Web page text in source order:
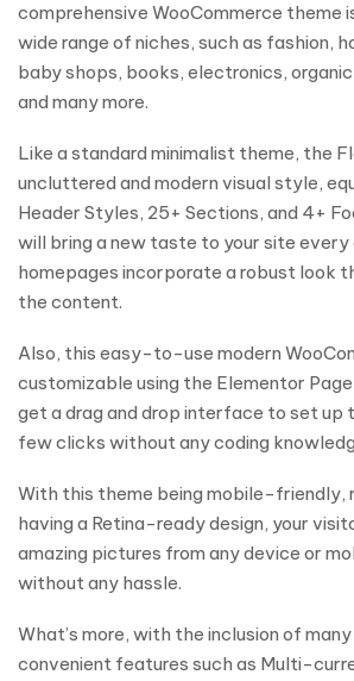
comprehensive WooCommerce theme
wide range of niches, such as fashion,
baby shops, books, electronics,
and many more.
Like a standard minimalist theme, the
uncluttered and modern visual style,
Header Styles, 25+ Sections, and 4+
will bring a new taste to your site every
homepages incorporate a robust look
the content.
Also, this easy-to-use modern
customizable using the Elementor Page
get a drag and drop interface to set up
few clicks without any coding
With this theme being mobile-friendly,
having a Retina-ready design, your
amazing pictures from any device or
without any hassle.
What’s more, with the inclusion of
convenient features such as Multi-